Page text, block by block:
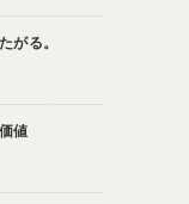
がる。
値